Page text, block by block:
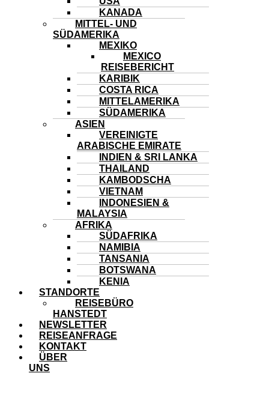
KANADA
MITTEL- UND
SÜDAMERIKA
MEXIKO
MEXICO
REISEBERICHT
KARIBIK
COSTA RICA
MITTELAMERIKA
SÜDAMERIKA
ASIEN
VEREINIGTE
ARABISCHE EMIRATE
INDIEN & SRI LANKA
THAILAND
KAMBODSCHA
VIETNAM
INDONESIEN &
MALAYSIA
AFRIKA
SÜDAFRIKA
NAMIBIA
TANSANIA
BOTSWANA
KENIA
STANDORTE
REISEBÜRO
HANSTEDT
NEWSLETTER
REISEANFRAGE
KONTAKT
ÜBER
UNS